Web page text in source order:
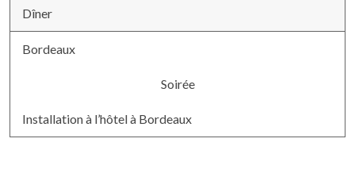
Dîner
Bordeaux
Soirée
Installation à l’hôtel à Bordeaux